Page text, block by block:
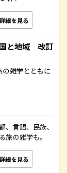
詳細を見る
と地域 改訂
の雑学とともに
言語、民族、
の雑学も。
詳細を見る